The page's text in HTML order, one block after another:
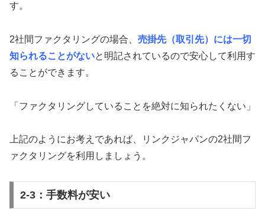
す。
2社間ファクタリングの場合、 売掛先（取引先）には一切
知られることがないと明記されているので安心して利用す
ることができます。
「ファクタリングしていることを絶対に知られたくない」
上記のようにお考えであれば、リンクジャパンの2社間フ
ァクタリングを利用しましょう。
2-3：手数料が安い